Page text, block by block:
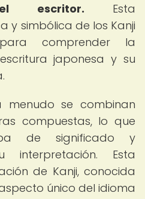
escritor. Esta
y simbólica de los Kanji
comprender la
japonesa y su
menudo se combinan
compuestas, lo que
de significado y
Esta
de Kanji, conocida
único del idioma